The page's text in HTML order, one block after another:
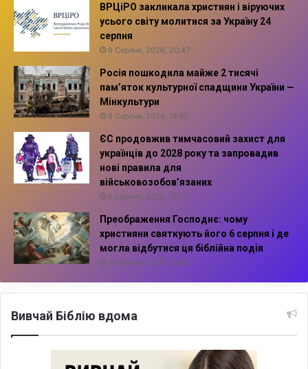
ВРЦіРО закликала християн і віруючих
усього світу молитися за Україну 24
серпня
8 Серпня, 2026, 20:47
Росія пошкодила майже 2 тисячі
пам’яток культурної спадщини України —
Мінкультури
6 Серпня, 2026, 14:10
ЄС продовжив тимчасовий захист для
українців до 2028 року та запровадив
нові правила для
військовозобов’язаних
6 Серпня, 2026, 13:57
Преображення Господнє: чому
християни святкують його 6 серпня і де
могла відбутися ця біблійна подія
6 Серпня, 2026, 13:42
Вивчай Біблію вдома